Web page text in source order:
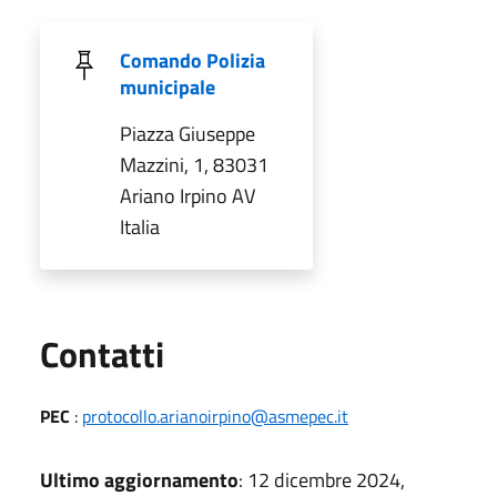
Comando Polizia
municipale
Piazza Giuseppe
Mazzini, 1, 83031
Ariano Irpino AV
Italia
Contatti
PEC : protocollo.arianoirpino@asmepec.it
Ultimo aggiornamento: 12 dicembre 2024,